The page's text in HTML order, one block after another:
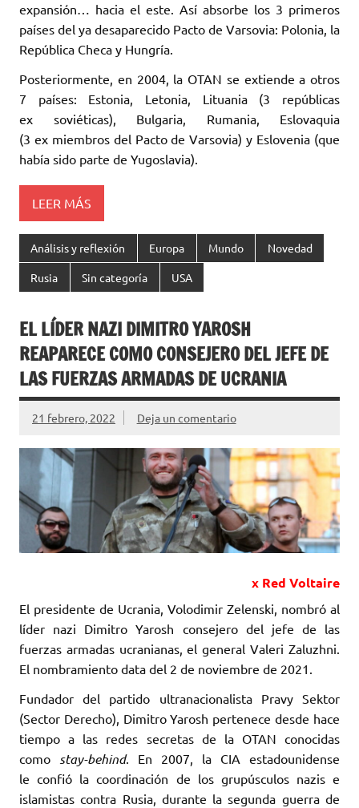
expansión… hacia el este. Así absorbe los 3 primeros
‎países del ya desaparecido Pacto de Varsovia: Polonia, la
República Checa y Hungría. ‎
Posteriormente, en 2004, la OTAN se extiende a otros
7 países: Estonia, Letonia, Lituania ‎‎(3 repúblicas
ex soviéticas), Bulgaria, Rumania, Eslovaquia
(3 ex miembros del Pacto ‎de Varsovia) y Eslovenia (que
había sido parte de Yugoslavia). ‎
LEER MÁS
Análisis y reflexión Europa Mundo Novedad
Rusia Sin categoría USA
EL LÍDER NAZI DIMITRO YAROSH
REAPARECE COMO ‎CONSEJERO DEL JEFE DE
LAS FUERZAS ARMADAS DE ‎UCRANIA
21 febrero, 2022 Deja un comentario
x Red Voltaire
El presidente de Ucrania, Volodimir Zelenski, nombró al
líder nazi Dimitro Yarosh consejero del jefe ‎de las
fuerzas armadas ucranianas, el general Valeri Zaluzhni.
El nombramiento data del 2 de ‎noviembre de 2021. ‎
Fundador del partido ultranacionalista Pravy Sektor
(Sector Derecho), Dimitro Yarosh pertenece ‎desde hace
tiempo a las redes secretas de la OTAN conocidas
como stay-behind. En 2007, ‎la CIA estadounidense
le confió la coordinación de los grupúsculos nazis e
islamistas ‎contra Rusia, durante la segunda guerra de